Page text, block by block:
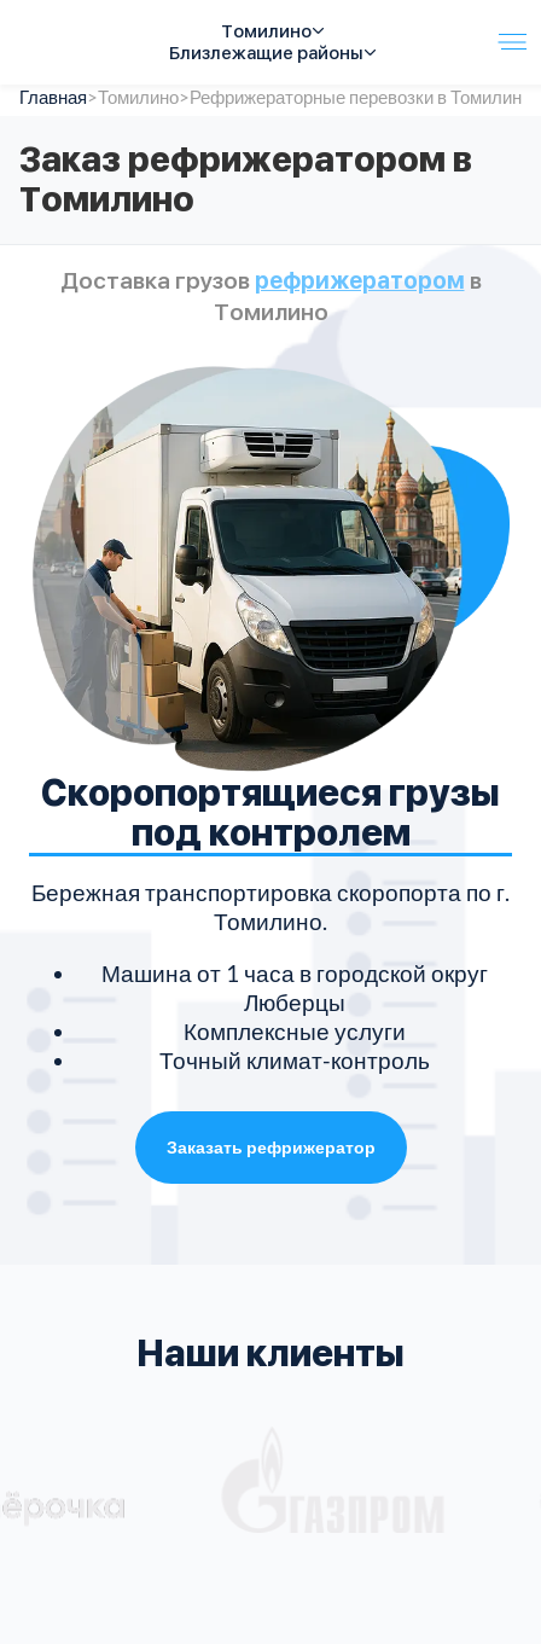
Томилино
Близлежащие районы
Услуги
Автопарк
Тарифы
Акции
Контакты
Главная>Томилино>Рефрижераторные перевозки в Томилино
Заказ рефрижератором в
Томилино
Доставка грузов рефрижератором в
Томилино
Скоропортящиеся грузы
под контролем
Бережная транспортировка скоропорта по г.
Томилино.
Машина от 1 часа в городской округ
Люберцы
Комплексные услуги
Точный климат-контроль
Заказать рефрижератор
Наши клиенты